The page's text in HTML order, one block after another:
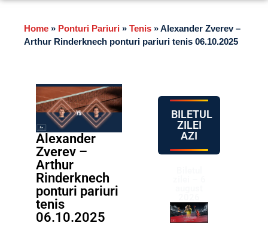
Home » Ponturi Pariuri » Tenis »Alexander Zverev –
Arthur Rinderknech ponturi pariuri tenis 06.10.2025
Alexander
Zverev –
Arthur
Rinderknech
ponturi pariuri
tenis
06.10.2025
BILETUL
ZILEI
AZI